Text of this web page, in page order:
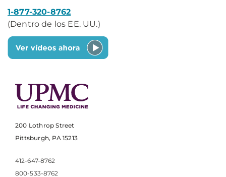
1-877-320-8762
(Dentro de los EE. UU.)
200 Lothrop Street
Pittsburgh, PA 15213
412-647-8762
800-533-8762